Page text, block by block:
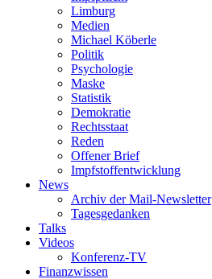
Limburg
Medien
Michael Köberle
Politik
Psychologie
Maske
Statistik
Demokratie
Rechtsstaat
Reden
Offener Brief
Impfstoffentwicklung
News
Archiv der Mail-Newsletter
Tagesgedanken
Talks
Videos
Konferenz-TV
Finanzwissen